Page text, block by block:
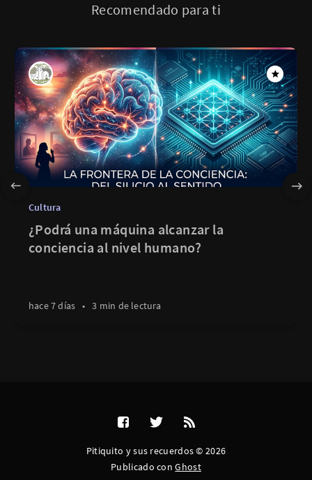
Recomendado para ti
Cultura
¿Podrá una máquina alcanzar la
conciencia al nivel humano?
hace 7 días • 3 min de lectura
Pitiquito y sus recuerdos © 2026
Publicado conGhost